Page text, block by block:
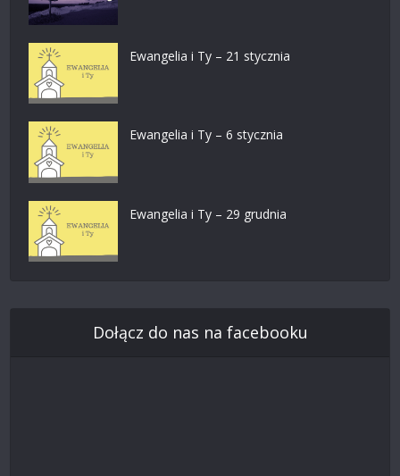
Ewangelia i Ty – 21 stycznia
Ewangelia i Ty – 6 stycznia
Ewangelia i Ty – 29 grudnia
Dołącz do nas na facebooku